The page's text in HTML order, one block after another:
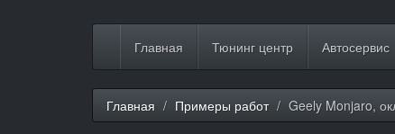
Главная Тюнинг центр Автосервис
Главная Примеры работ Geely Monjaro,